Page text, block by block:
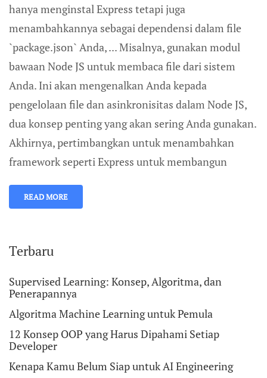
hanya menginstal Express tetapi juga
menambahkannya sebagai dependensi dalam file
`package.json` Anda, ... Misalnya, gunakan modul
bawaan Node JS untuk membaca file dari sistem
Anda. Ini akan mengenalkan Anda kepada
pengelolaan file dan asinkronisitas dalam Node JS,
dua konsep penting yang akan sering Anda gunakan.
Akhirnya, pertimbangkan untuk menambahkan
framework seperti Express untuk membangun
READ MORE
Terbaru
Supervised Learning: Konsep, Algoritma, dan
Penerapannya
Algoritma Machine Learning untuk Pemula
12 Konsep OOP yang Harus Dipahami Setiap
Developer
Kenapa Kamu Belum Siap untuk AI Engineering